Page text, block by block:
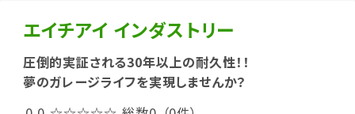
エイチアイ インダストリー
圧倒的実証される30年以上の耐久性！！
夢のガレージライフを実現しませんか？